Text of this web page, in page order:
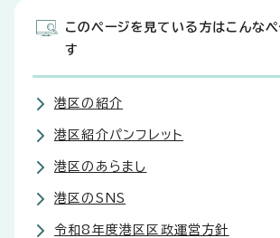
このページを見ている方はこんな
す
港区の紹介
港区紹介パンフレット
港区のあらまし
港区のSNS
令和8年度港区区政運営方針